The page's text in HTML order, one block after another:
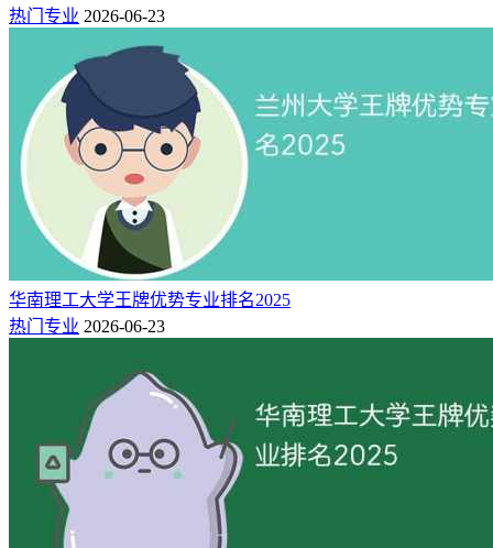
热门专业 2026-06-23
华南理工大学王牌优势专业排名2025
热门专业 2026-06-23